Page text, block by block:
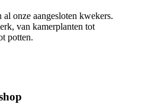
onze aangesloten kwekers.
van kamerplanten tot
potten.